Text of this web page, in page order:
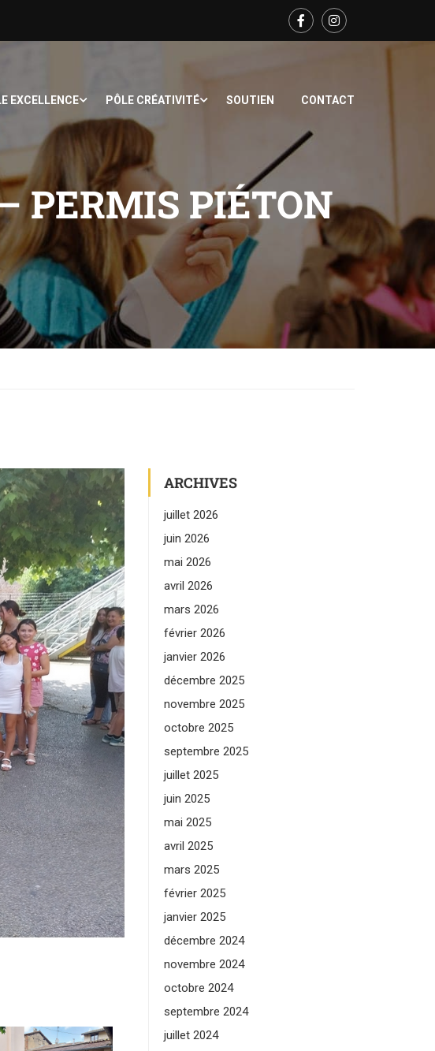
EXCELLENCE PÔLE CRÉATIVITÉ SOUTIEN CONTACT
PERMIS PIÉTON
ARCHIVES
juillet 2026
juin 2026
mai 2026
avril 2026
mars 2026
février 2026
janvier 2026
décembre 2025
novembre 2025
octobre 2025
septembre 2025
juillet 2025
juin 2025
mai 2025
avril 2025
mars 2025
février 2025
janvier 2025
décembre 2024
novembre 2024
octobre 2024
septembre 2024
juillet 2024